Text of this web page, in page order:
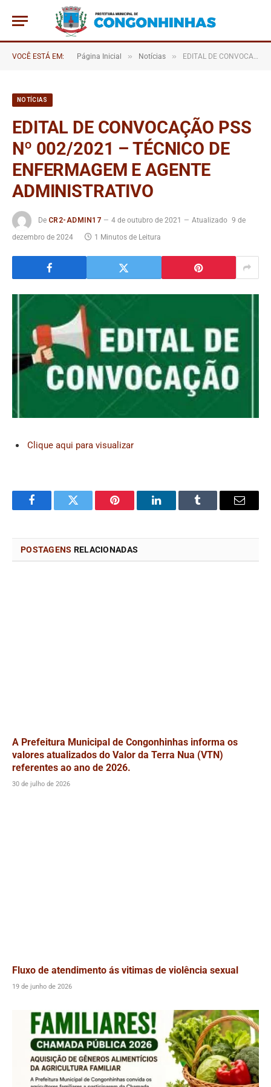
VOCÊ ESTÁ EM: Página Inicial » Notícias » EDITAL DE CONVOCAÇÃO PSS Nº 002/2021 – TÉCNICO DE ENFERMAGEM E AGENTE ADMINISTRATIVO
NOTÍCIAS
EDITAL DE CONVOCAÇÃO PSS
Nº 002/2021 – TÉCNICO DE
ENFERMAGEM E AGENTE
ADMINISTRATIVO
De CR2-ADMIN17 4 de outubro de 2021 Atualizado 9 de
dezembro de 2024
1 Minutos de Leitura
Clique aqui para visualizar
FacebookTwitter Pinterest LinkedInTumblr Email
POSTAGENS RELACIONADAS
A Prefeitura Municipal de Congonhinhas informa os
valores atualizados do Valor da Terra Nua (VTN)
referentes ao ano de 2026.
30 de julho de 2026
Fluxo de atendimento ás vitimas de violência sexual
19 de junho de 2026